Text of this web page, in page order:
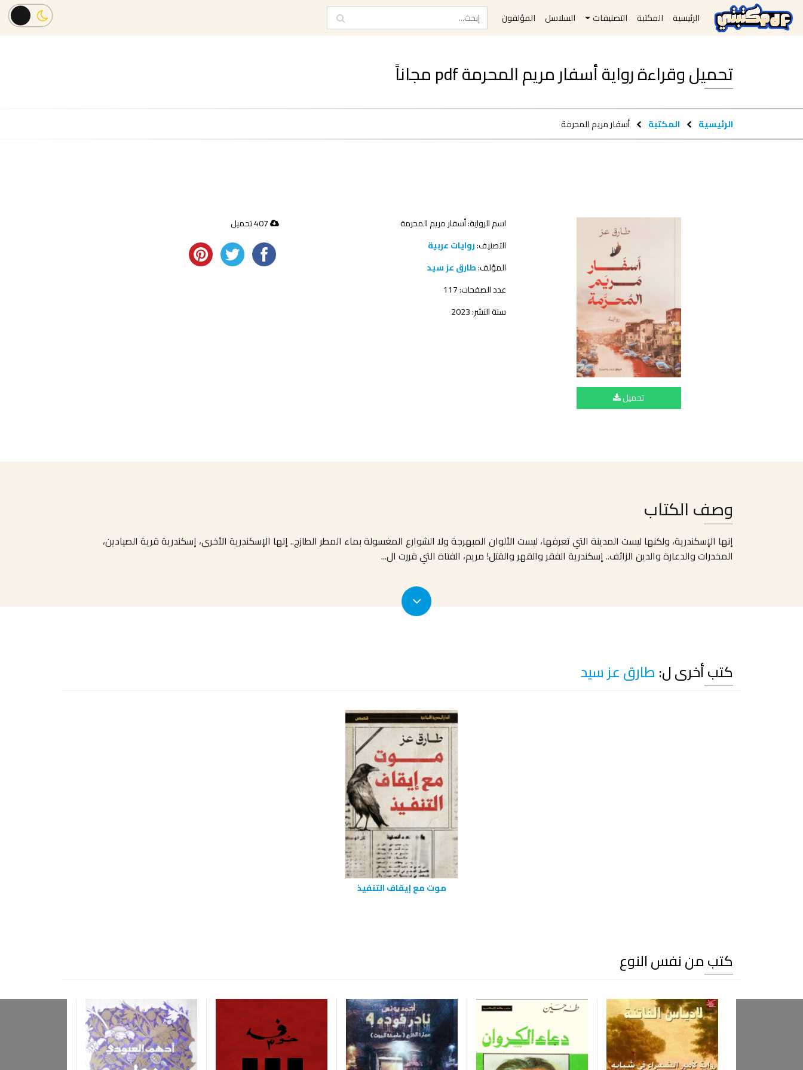
الرئيسية المكتبة التصنيفات السلاسل المؤلفون
تحميل وقراءة رواية أسفار مريم المحرمة pdf مجاناً
الرئيسية المكتبة أسفار مريم المحرمة
تحميل
اسم الرواية: أسفار مريم المحرمة
التصنيف:روايات عربية
المؤلف:طارق عز سيد
عدد الصفحات: 117
سنة النشر: 2023
وصف الكتاب
إنها الإسكندرية، ولكنها ليست المدينة التي تعرفها، ليست الألوان المبهرجة ولا الشوارع المغسولة بماء المطر الطازج.. إنها الإسكندرية الأخرى، إسكندرية قرية الصيادين،
المخدرات والدعارة والدين الزائف.. إسكندرية الفقر والقهر والقتل! مريم، الفتاة التي قررت ال...
كتب أخرى ل: طارق عز سيد
موت مع إيقاف التنفيذ
كتب من نفس النوع